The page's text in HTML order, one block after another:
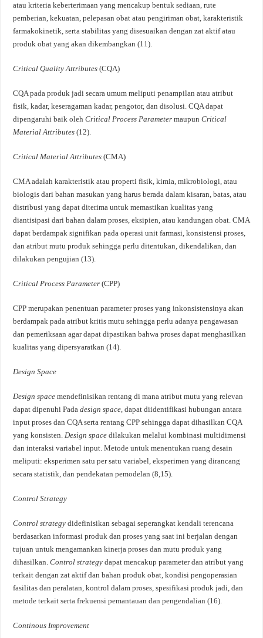
atau kriteria keberterimaan yang mencakup bentuk sediaan, rute
pemberian, kekuatan, pelepasan obat atau pengiriman obat, karakteristik
farmakokinetik, serta stabilitas yang disesuaikan dengan zat aktif atau
produk obat yang akan dikembangkan (11).
CriticalQuality Attributes (CQA)
CQA pada produk jadi secara umum meliputi penampilan atau atribut
fisik, kadar, keseragaman kadar, pengotor, dan disolusi. CQA dapat
dipengaruhi baik olehCritical Process Parameter maupunCritical
Material Attributes (12).
Critical Material Attributes (CMA)
CMA adalah karakteristik atau properti fisik, kimia, mikrobiologi, atau
biologis dari bahan masukan yang harus berada dalam kisaran, batas, atau
distribusi yang dapat diterima untuk memastikan kualitas yang
diantisipasi dari bahan dalam proses, eksipien, atau kandungan obat. CMA
dapat berdampak signifikan pada operasi unit farmasi, konsistensi proses,
dan atribut mutu produk sehingga perlu ditentukan, dikendalikan, dan
dilakukan pengujian (13).
Critical Process Parameter (CPP)
CPP merupakan penentuan parameter proses yang inkonsistensinya akan
berdampak pada atribut kritis mutu sehingga perlu adanya pengawasan
dan pemeriksaan agar dapat dipastikan bahwa proses dapat menghasilkan
kualitas yang dipersyaratkan (14).
Design Space
Designspace mendefinisikan rentang di mana atribut mutu yang relevan
dapat dipenuhi Padadesign space , dapat diidentifikasi hubungan antara
input proses dan CQA serta rentang CPP sehingga dapat dihasilkan CQA
yang konsisten. Design space dilakukan melalui kombinasi multidimensi
dan interaksi variabel input. Metode untuk menentukan ruang desain
meliputi: eksperimen satu per satu variabel, eksperimen yang dirancang
secara statistik, dan pendekatan pemodelan (8,15).
Control Strategy
Controlstrategy didefinisikan sebagai seperangkat kendali terencana
berdasarkan informasi produk dan proses yang saat ini berjalan dengan
tujuan untuk mengamankan kinerja proses dan mutu produk yang
dihasilkan.Control strategy dapat mencakup parameter dan atribut yang
terkait dengan zat aktif dan bahan produk obat, kondisi pengoperasian
fasilitas dan peralatan, kontrol dalam proses, spesifikasi produk jadi, dan
metode terkait serta frekuensi pemantauan dan pengendalian (16).
Continous Improvement